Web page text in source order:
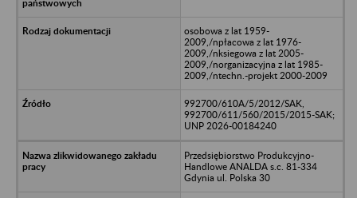
osobowa z lat 1959-
2009,/npłacowa z lat 1976-
2009,/nksiegowa z lat 2005-
2009,/norganizacyjna z lat 1985-
2009,/ntechn.-projekt 2000-2009
992700/610A/5/2012/SAK,
992700/611/560/2015/2015-SAK;
UNP 2026-00184240
Przedsiębiorstwo Produkcyjno-
Handlowe ANALDA s.c. 81-334
Gdynia ul. Polska 30